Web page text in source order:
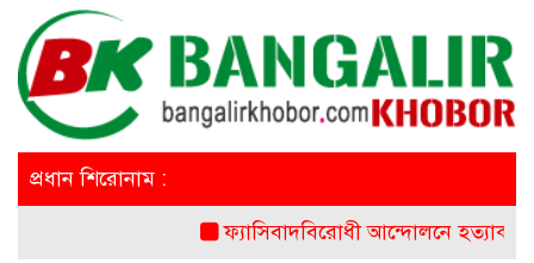
প্রধান শিরোনাম :
ফ্যাসিবাদবিরোধী আন্দোলনে হত্যাকাণ্ডের